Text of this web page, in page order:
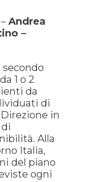
Andrea
–
secondo
1 o 2
da
di
in
di
Alla
Italia,
del piano
ogni